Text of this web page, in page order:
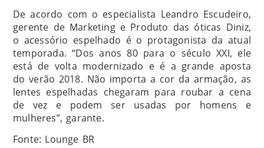
De acordo com o especialista Leandro Escudeiro,
gerente de Marketing e Produto das óticas Diniz,
o acessório espelhado é o protagonista da atual
temporada. “Dos anos 80 para o século XXI, ele
está de volta modernizado e é a grande aposta
do verão 2018. Não importa a cor da armação, as
lentes espelhadas chegaram para roubar a cena
de vez e podem ser usadas por homens e
mulheres”, garante.
Fonte: Lounge BR